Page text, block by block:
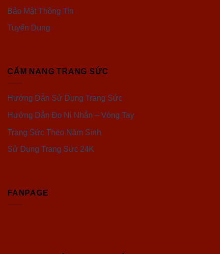
Bảo Mật Thông Tin
Tuyển Dụng
CẨM NANG TRANG SỨC
Hướng Dẫn Sử Dụng Trang Sức
Hướng Dẫn Đo Ni Nhẫn – Vòng Tay
Trang Sức Theo Năm Sinh
Sử Dụng Trang Sức 24K
FANPAGE